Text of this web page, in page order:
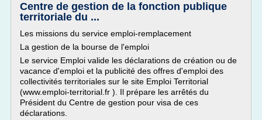
Centre de gestion de la fonction publique
territoriale du ...
Les missions du service emploi-remplacement
La gestion de la bourse de l'emploi
Le service Emploi valide les déclarations de création ou de
vacance d'emploi et la publicité des offres d'emploi des
collectivités territoriales sur le site Emploi Territorial
(www.emploi-territorial.fr ). Il prépare les arrêtés du
Président du Centre de gestion pour visa de ces
déclarations.